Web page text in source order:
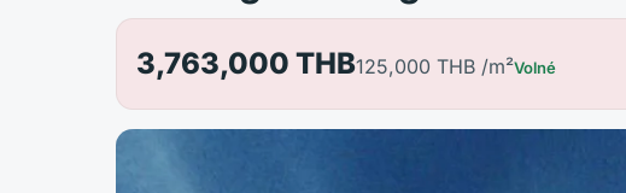
3,763,000 THB125,000 THB /m²Volné